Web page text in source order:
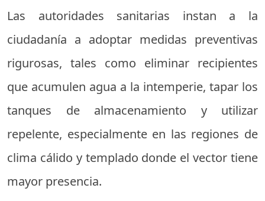
Las autoridades sanitarias instan a la
ciudadanía a adoptar medidas preventivas
rigurosas, tales como eliminar recipientes
que acumulen agua a la intemperie, tapar los
tanques de almacenamiento y utilizar
repelente, especialmente en las regiones de
clima cálido y templado donde el vector tiene
mayor presencia.